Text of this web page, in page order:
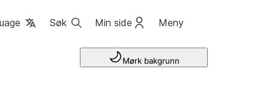
Søk Min side Meny
Mørk bakgrunn